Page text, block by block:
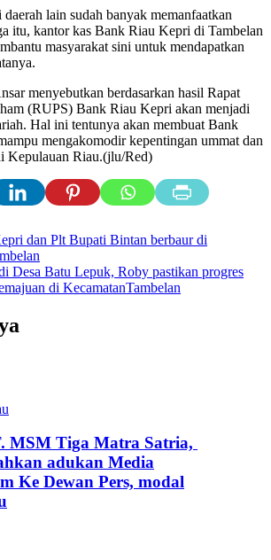
lain sudah banyak memanfaatkan
itu, kantor kas Bank Riau Kepri di Tambelan
masyarakat sini untuk mendapatkan
menyebutkan berdasarkan hasil Rapat
(RUPS) Bank Riau Kepri akan menjadi
Hal ini tentunya akan membuat Bank
mengakomodir kepentingan ummat dan
Kepulauan Riau.(jlu/Red)
dan Plt Bupati Bintan berbaur di
Desa Batu Lepuk, Roby pastikan progres
di KecamatanTambelan
MSM Tiga Matra Satria,
adukan Media
Ke Dewan Pers, modal